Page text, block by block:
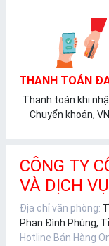
THANH TOÁN
Thanh toán khi
Chuyển khoản,
CÔNG TY
VÀ DỊCH
Địa chỉ văn phòng:
Phan Đình Phùng,
Hotline Bán Hàng